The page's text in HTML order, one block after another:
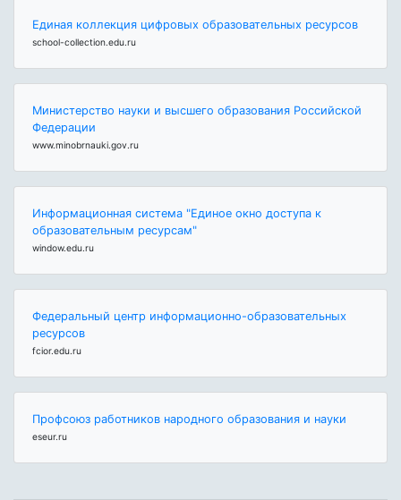
Единая коллекция цифровых образовательных ресурсов
school-collection.edu.ru
Министерство науки и высшего образования Российской
Федерации
www.minobrnauki.gov.ru
Информационная система "Единое окно доступа к
образовательным ресурсам"
window.edu.ru
Федеральный центр информационно-образовательных
ресурсов
fcior.edu.ru
Профсоюз работников народного образования и науки
eseur.ru